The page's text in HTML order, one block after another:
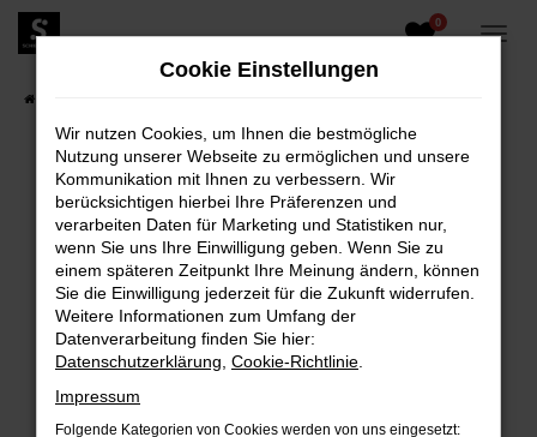
Zum
Hauptinhalt
0
FEHLER: NETWORK ERROR
Beim Laden ist ein Fehler aufgetreten.
Hier sind ein paar Tipps, die dir helfen können:
Überprüfe deine Firewall und deine
Internetverbindung.
Laden andere Webseiten, zum Beispiel deine
Suchmaschine?
Cookie Einstellungen
Wir nutzen Cookies, um Ihnen die bestmögliche
Nutzung unserer Webseite zu ermöglichen und unsere
Kommunikation mit Ihnen zu verbessern. Wir
berücksichtigen hierbei Ihre Präferenzen und
verarbeiten Daten für Marketing und Statistiken nur,
wenn Sie uns Ihre Einwilligung geben. Wenn Sie zu
einem späteren Zeitpunkt Ihre Meinung ändern, können
Sie die Einwilligung jederzeit für die Zukunft widerrufen.
Weitere Informationen zum Umfang der
Datenverarbeitung finden Sie hier:
Datenschutzerklärung Cookie-Richtlinie
Impressum
Folgende Kategorien von Cookies werden von uns eingesetzt: